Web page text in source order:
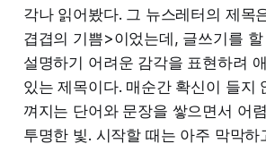
각나 읽어봤다. 그 뉴스레터의 제목
겹겹의 기쁨>이었는데, 글쓰기를
설명하기 어려운 감각을 표현하려
있는 제목이다. 매순간 확신이 들지
껴지는 단어와 문장을 쌓으면서 어
투명한 빛. 시작할 때는 아주 막막하